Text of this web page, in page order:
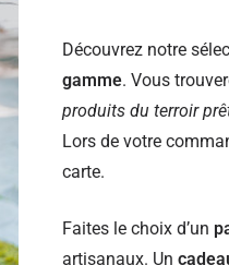
Découvrez notre
gamme. Vous
produits du terroir
Lors de votre
carte.
Faites le choix d’un
artisanaux. Un